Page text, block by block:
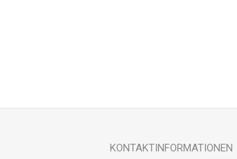
KONTAKTINFORMATIONEN